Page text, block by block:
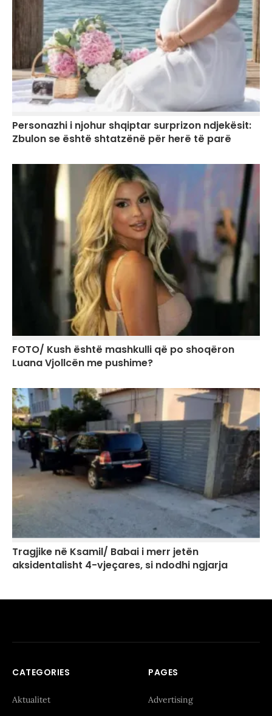
Personazhi i njohur shqiptar surprizon ndjekësit:
Zbulon se është shtatzënë për herë të parë
FOTO/ Kush është mashkulli që po shoqëron
Luana Vjollcën me pushime?
Tragjike në Ksamil/ Babai i merr jetën
aksidentalisht 4-vjeçares, si ndodhi ngjarja
CATEGORIES
Aktualitet
PAGES
Advertising